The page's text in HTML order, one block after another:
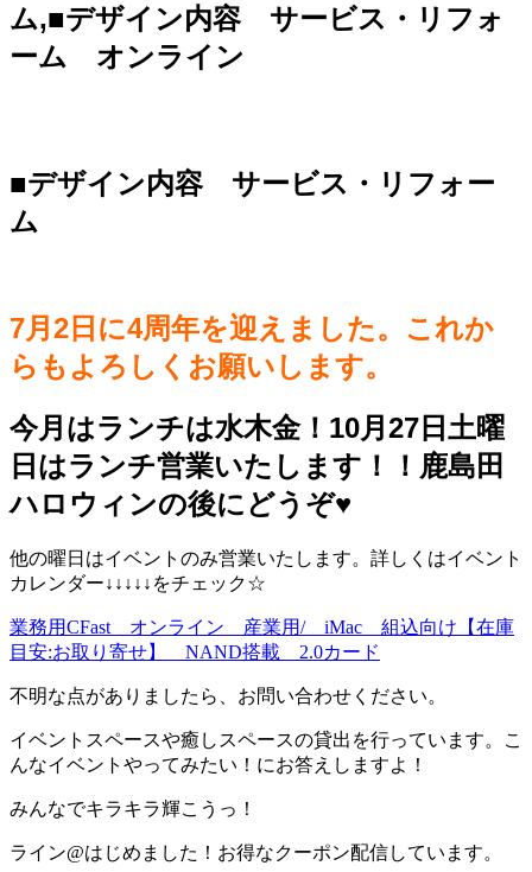
ム,■デザイン内容 サービス・リフォ
ーム オンライン
■デザイン内容 サービス・リフォー
ム
7月2日に4周年を迎えました。これか
らもよろしくお願いします。
今月はランチは水木金！10月27日土曜
日はランチ営業いたします！！鹿島田
ハロウィンの後にどうぞ♥️
他の曜日はイベントのみ営業いたします。詳しくはイベント
カレンダー↓↓↓↓↓をチェック☆
業務用CFast オンライン 産業用/ iMac 組込向け【在庫
目安:お取り寄せ】 NAND搭載 2.0カード
不明な点がありましたら、お問い合わせください。
イベントスペースや癒しスペースの貸出を行っています。こ
んなイベントやってみたい！にお答えしますよ！
みんなでキラキラ輝こうっ！
ライン@はじめました！お得なクーポン配信しています。